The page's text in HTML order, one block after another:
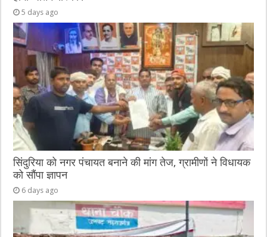
5 days ago
सिंदुरिया को नगर पंचायत बनाने की मांग तेज, ग्रामीणों ने विधायक
को सौंपा ज्ञापन
6 days ago